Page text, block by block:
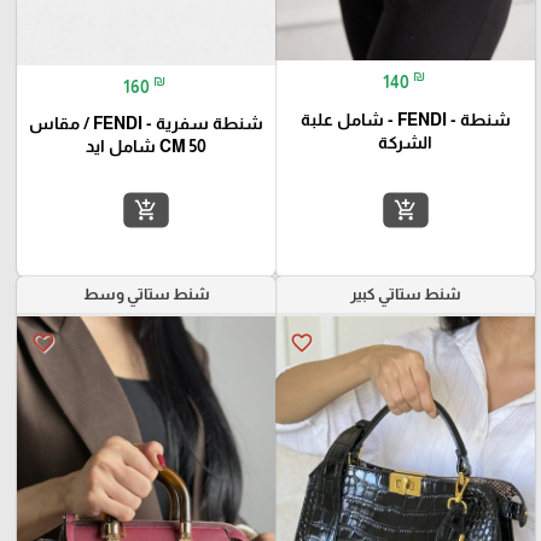
140 ₪
شنطة - FENDI - شامل علبة
الشركة
add_shopping_cart
160 ₪
شنطة سفرية - FENDI / مقاس
50 CM شامل ايد
add_shopping_cart
شنط ستاتي كبير
favorite_border
شنط ستاتي وسط
favorite_border